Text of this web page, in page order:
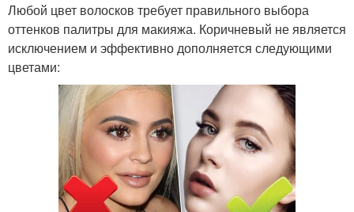
Любой цвет волосков требует правильного выбора
оттенков палитры для макияжа. Коричневый не является
исключением и эффективно дополняется следующими
цветами: